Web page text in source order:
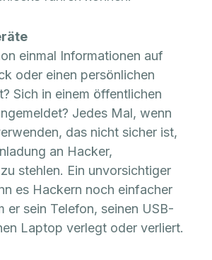
einmal Informationen auf
oder einen persönlichen
Sich in einem öffentlichen
Jedes Mal, wenn
das nicht sicher ist,
an Hacker,
stehlen. Ein unvorsichtiger
es Hackern noch einfacher
er sein Telefon, seinen USB-
Laptop verlegt oder verliert.